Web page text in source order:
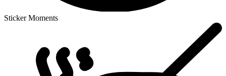
Sticker Moments